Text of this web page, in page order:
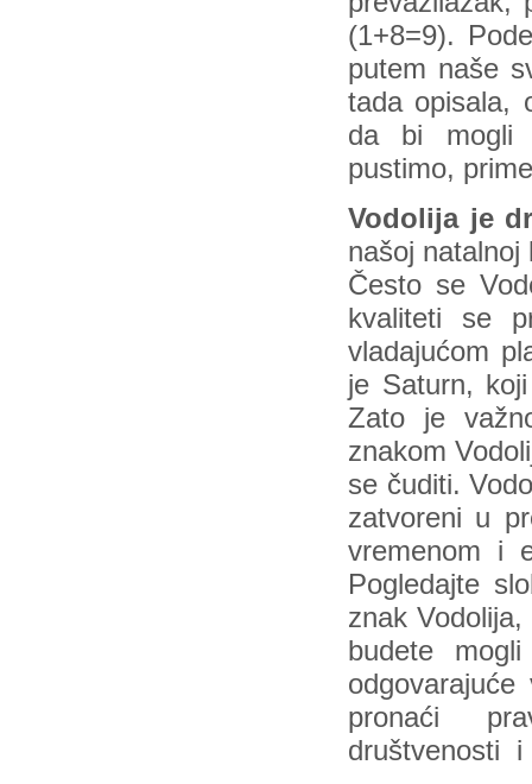
(1+8=9).
putem naše
tada opisala,
da bi mogli
pustimo,
Vodolija je
našoj natalnoj
Često se
kvaliteti se
vladajućom
je Saturn,
Zato je
znakom
se čuditi.
zatvoreni u
vremenom i
Pogledajte
znak
budete
pronaći
društvenosti i